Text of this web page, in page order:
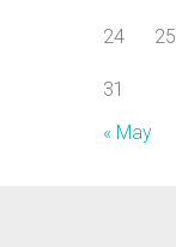
24 25
31
« May